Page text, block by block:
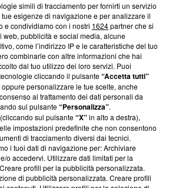
trasparenti su Blasting
editoriali e su come ci impegniamo a
Inoltre, afferma la nostra aderenza a
Integrity’Blasting News non è
ma ha richiesto di farne
ha ancora effettuato una verifica di
simili di tracciamento per fornirti un servizio
esigenze di navigazione e per analizzare il
e condividiamo con i nostri 1624partner che si
pubblicità e social media, alcune
come l’indirizzo IP e le caratteristiche del tuo
combinarle con altre informazioni che hai
dal tuo utilizzo dei loro servizi. Puoi
cliccando il pulsante“Accetta tutti”
personalizzare le tue scelte, anche
al trattamento dei dati personali da
sul pulsante“Personalizza”.
sul pulsante“X”in alto a destra),
impostazioni predefinite che non consentono
di tracciamento diversi dai tecnici.
i tuoi dati di navigazione per: Archiviare
o accedervi. Utilizzare dati limitati per la
profili per la pubblicità personalizzata.
di pubblicità personalizzata. Creare profili